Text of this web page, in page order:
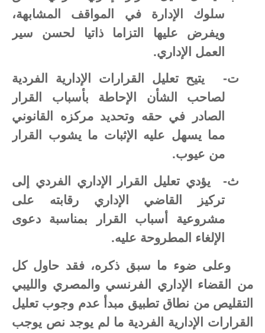
سلوك الإدارة في المواقف المشابهة،
ويفرض عليها التزاما ذاتيا لحسن سير
العمل الإداري.
ت‌-
يتيح تعليل القرارات الإدارية الفردية
لصاحب الشأن الإحاطة بأسباب القرار
الصادر في حقه وتحديد مركزه القانوني
مما يسهل عليه الإثبات ما يشوب القرار
من عيوب.
ث‌-
يؤدي تعليل القرار الإداري الفردي إلى
تركيز القاضي الإداري رقابته على
مشروعية أسباب القرار بمناسبة دعوى
الإلغاء المطروحة عليه.
وعلى ضوء ما سبق ذكره، فقد حاول كل
من القضاء الإداري الفرنسي والمصري والليبي
التقليص من نطاق تطبيق مبدأ عدم وجوب تعليل
القرارات الإدارية الفردية ما لم يوجد نص يوجب